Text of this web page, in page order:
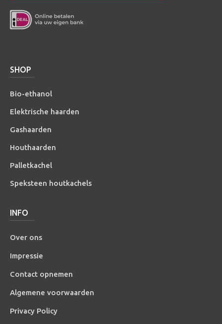
SHOP
Bio-ethanol
Elektrische haarden
Gashaarden
Houthaarden
Palletkachel
Speksteen houtkachels
INFO
Over ons
Impressie
Contact opnemen
Algemene voorwaarden
Privacy Policy